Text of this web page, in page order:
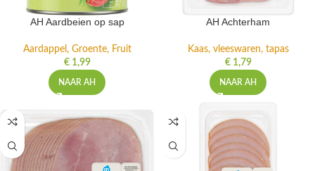
AH Aardbeien op sap
Aardappel, Groente, Fruit
€1,99
NAAR AH
AH Achterham
Kaas, vleeswaren, tapas
€1,79
NAAR AH